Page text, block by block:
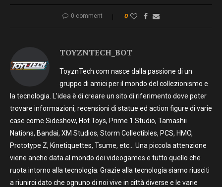
0 comment 0
TOYZNTECH_BOT
ToyznTech.com nasce dalla passione di un
gruppo di amici per il mondo del collezionismo e
la tecnologia. L’idea è di creare un sito di riferimento dove poter
trovare informazioni, recensioni di statue ed action figure di varie
case come Sideshow, Hot Toys, Prime 1 Studio, Tamashii
Nations, Bandai, XM Studios, Storm Collectibles, PCS, HMO,
Prototype Z, Kinetiquettes, Tsume, etc… Una piccola attenzione
viene anche data al mondo dei videogames e tutto quello che
ruota intorno alla tecnologia. Grazie alla tecnologia siamo riusciti
a riunirci dato che ognuno di noi vive in città diverse e le varie